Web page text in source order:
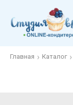
Главная Каталог